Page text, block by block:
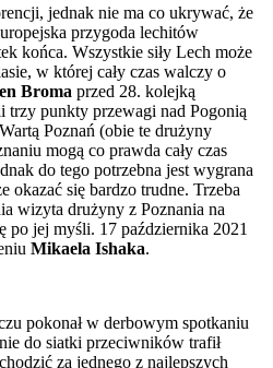
jednak nie ma co ukrywać, że
przygoda lechitów
końca. Wszystkie siły Lech może
w której cały czas walczy o
Broma przed 28. kolejką
trzy punkty przewagi nad Pogonią
Poznań (obie te drużyny
mogą co prawda cały czas
do tego potrzebna jest wygrana
okazać się bardzo trudne. Trzeba
wizyta drużyny z Poznania na
po jej myśli. 17 października 2021
Mikaela Ishaka.
pokonał w derbowym spotkaniu
do siatki przeciwników trafił
za jednego z najlepszych